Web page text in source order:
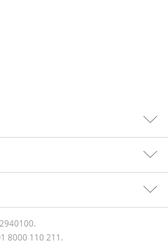
8000 110 211.